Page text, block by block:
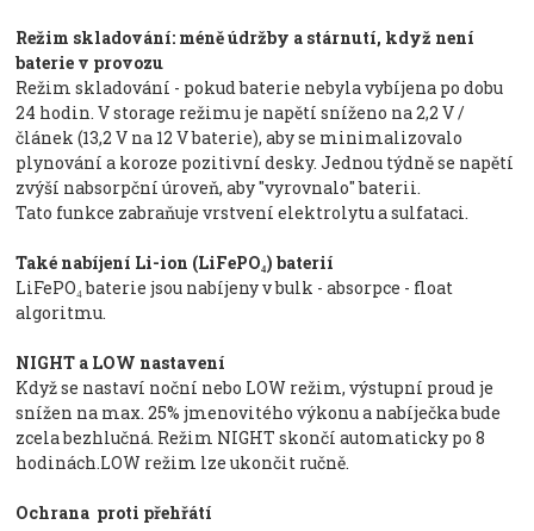
Režim skladování: méně údržby a stárnutí, když není
baterie v provozu
Režim skladování - pokud baterie nebyla vybíjena po dobu
24 hodin. V storage režimu je napětí sníženo na 2,2 V /
článek (13,2 V na 12 V baterie), aby se minimalizovalo
plynování a koroze pozitivní desky. Jednou týdně se napětí
zvýší nabsorpční úroveň, aby "vyrovnalo" baterii.
Tato funkce zabraňuje vrstvení elektrolytu a sulfataci.
Také nabíjení Li-ion (LiFePO₄) baterií
LiFePO₄ baterie jsou nabíjeny v bulk - absorpce - float
algoritmu.
NIGHT a LOW nastavení
Když se nastaví noční nebo LOW režim, výstupní proud je
snížen na max. 25% jmenovitého výkonu a nabíječka bude
zcela bezhlučná. Režim NIGHT skončí automaticky po 8
hodinách.LOW režim lze ukončit ručně.
Ochrana proti přehřátí